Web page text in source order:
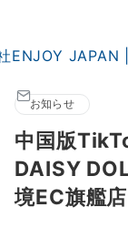
お知らせ
中国版
DAISY
境EC旗艦